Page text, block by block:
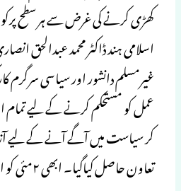
کھڑی کرنے کی غرض سے ہر سطح
اسلامی ہند ڈاکٹر محمد
غیرمسلم دانشور اور سیاسی
عمل کو مستحکم کرنے کے لیے
کر سیاست میں آگے آنے کے لیے
تعاون حاصل کیاگیا۔ ابھی ۲مئی کو اس کا دوسرا آل جھارکھنڈ کنونشن کیاگیاہے۔